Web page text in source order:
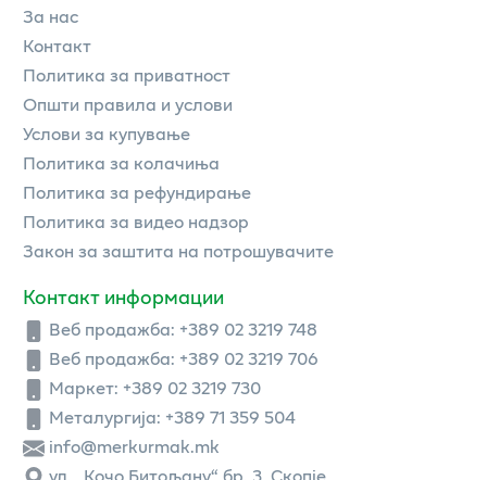
За нас
Контакт
Политика за приватност
Општи правила и услови
Услови за купување
Политика за колачиња
Политика за рефундирање
Политика за видео надзор
Закон за заштита на потрошувачите
Контакт информации
Веб продажба: +389 02 3219 748
Веб продажба: +389 02 3219 706
Маркет: +389 02 3219 730
Металургија: +389 71 359 504
info@merkurmak.mk